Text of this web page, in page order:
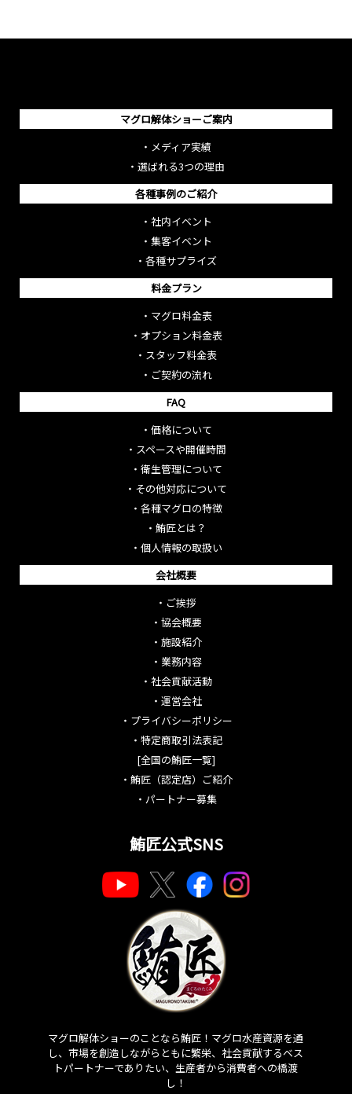
マグロ解体ショーご案内
・ メディア実績
・ 選ばれる3つの理由
各種事例のご紹介
・ 社内イベント
・ 集客イベント
・ 各種サプライズ
料金プラン
・ マグロ料金表
・ オプション料金表
・ スタッフ料金表
・ ご契約の流れ
FAQ
・ 価格について
・ スペースや開催時間
・ 衛生管理について
・ その他対応について
・ 各種マグロの特徴
・ 鮪匠とは？
・ 個人情報の取扱い
会社概要
・ ご挨拶
・ 協会概要
・ 施設紹介
・ 業務内容
・ 社会貢献活動
・ 運営会社
・ プライバシーポリシー
・ 特定商取引法表記
[全国の鮪匠一覧]
・ 鮪匠（認定店）ご紹介
・ パートナー募集
鮪匠公式SNS
マグロ解体ショーのことなら鮪匠！マグロ水産資源を通
し、市場を創造しながらともに繁栄、社会貢献するベス
トパートナーでありたい、生産者から消費者への橋渡
し！